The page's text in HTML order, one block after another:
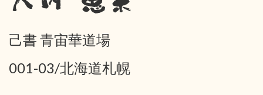
己書 青宙華道場
001-03/北海道札幌